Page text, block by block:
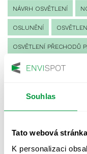
Souhlas
Tato webová
K personalizaci
NÁVRH OSVĚTLENÍ
OSLUNĚNÍ
OSVĚTLENÍ PŘECHODŮ
OSVĚTLENÍ SPORTOVIŠŤ